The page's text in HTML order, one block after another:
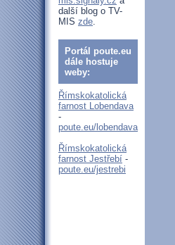
další blog o TV-
MIS zde.
Portál poute.eu
dále hostuje
weby:
Římskokatolická
farnost Lobendava
-
poute.eu/lobendava
Římskokatolická
farnost Jestřebí -
poute.eu/jestrebi